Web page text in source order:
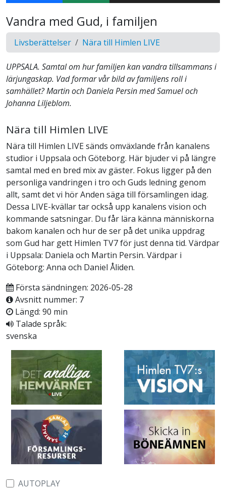
Vandra med Gud, i familjen
Livsberättelser Nära till Himlen LIVE
UPPSALA. Samtal om hur familjen kan vandra tillsammans i
lärjungaskap. Vad formar vår bild av familjens roll i
samhället? Martin och Daniela Persin med Samuel och
Johanna Liljeblom.
Nära till Himlen LIVE
Nära till Himlen LIVE sänds omväxlande från kanalens
studior i Uppsala och Göteborg. Här bjuder vi på längre
samtal med en bred mix av gäster. Fokus ligger på den
personliga vandringen i tro och Guds ledning genom
allt, samt det vi hör Anden säga till församlingen idag.
Dessa LIVE-kvällar tar också upp kanalens vision och
kommande satsningar. Du får lära känna människorna
bakom kanalen och hur de ser på det unika uppdrag
som Gud har gett Himlen TV7 för just denna tid. Värdpar
i Uppsala: Daniela och Martin Persin. Värdpar i
Göteborg: Anna och Daniel Åliden.
Första sändningen: 2026-05-28
Avsnitt nummer: 7
Längd: 90 min
Talade språk:
svenska
AUTOPLAY